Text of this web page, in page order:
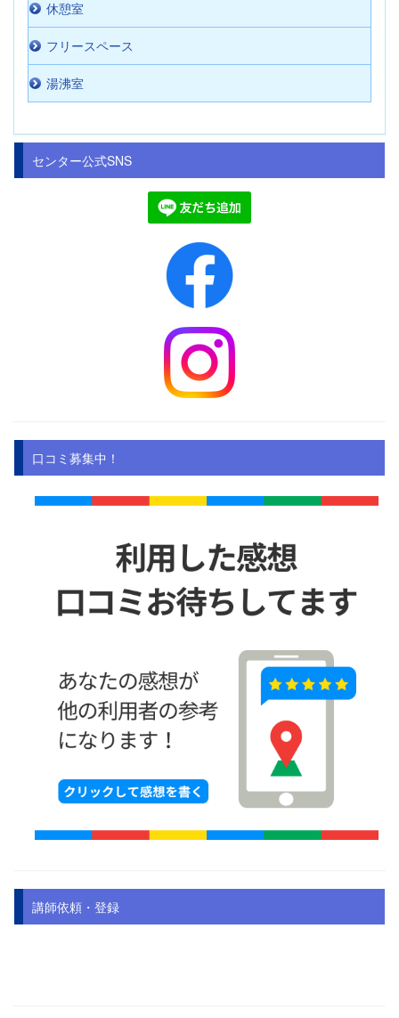
休憩室
フリースペース
湯沸室
センター公式SNS
口コミ募集中！
講師依頼・登録